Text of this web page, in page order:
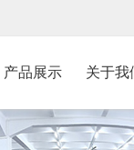
产品展示 关于我